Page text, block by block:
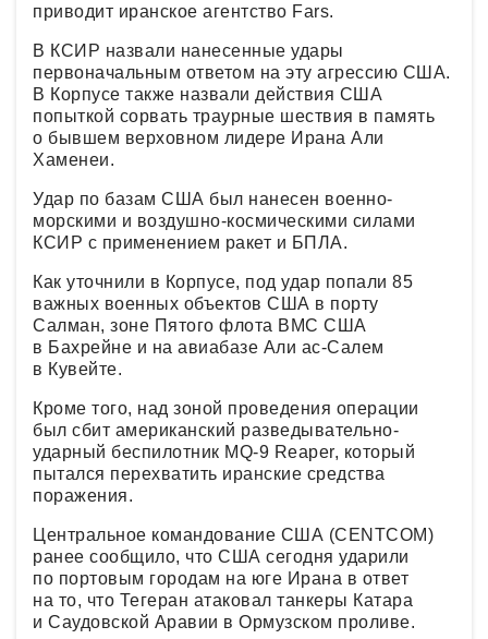
приводит иранское агентство Fars.
В КСИР назвали нанесенные удары
первоначальным ответом на эту агрессию США.
В Корпусе также назвали действия США
попыткой сорвать траурные шествия в память
о бывшем верховном лидере Ирана Али
Хаменеи.
Удар по базам США был нанесен военно-
морскими и воздушно-космическими силами
КСИР с применением ракет и БПЛА.
Как уточнили в Корпусе, под удар попали 85
важных военных объектов США в порту
Салман, зоне Пятого флота ВМС США
в Бахрейне и на авиабазе Али ас-Салем
в Кувейте.
Кроме того, над зоной проведения операции
был сбит американский разведывательно-
ударный беспилотник MQ-9 Reaper, который
пытался перехватить иранские средства
поражения.
Центральное командование США (CENTCOM)
ранее сообщило, что США сегодня ударили
по портовым городам на юге Ирана в ответ
на то, что Тегеран атаковал танкеры Катара
и Саудовской Аравии в Ормузском проливе.